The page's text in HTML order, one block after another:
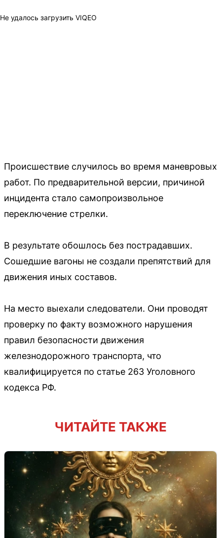
Не удалось загрузить VIQEO
Происшествие случилось во время маневровых
работ. По предварительной версии, причиной
инцидента стало самопроизвольное
переключение стрелки.
В результате обошлось без пострадавших.
Сошедшие вагоны не создали препятствий для
движения иных составов.
На место выехали следователи. Они проводят
проверку по факту возможного нарушения
правил безопасности движения
железнодорожного транспорта, что
квалифицируется по статье 263 Уголовного
кодекса РФ.
ЧИТАЙТЕ ТАКЖЕ